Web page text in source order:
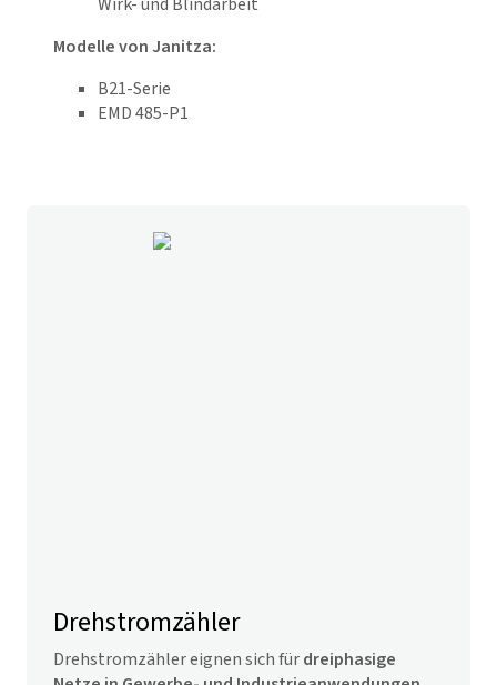
Modelle von Janitza:
B21-Serie
EMD 485-P1
Drehstromzähler
Drehstromzähler eignen sich fürdreiphasige